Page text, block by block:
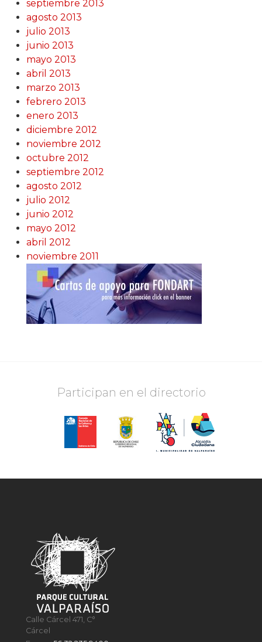
septiembre 2013
agosto 2013
julio 2013
junio 2013
mayo 2013
abril 2013
marzo 2013
febrero 2013
enero 2013
diciembre 2012
noviembre 2012
octubre 2012
septiembre 2012
agosto 2012
julio 2012
junio 2012
mayo 2012
abril 2012
noviembre 2011
Participan en el directorio
Calle Cárcel 471, C°
Cárcel